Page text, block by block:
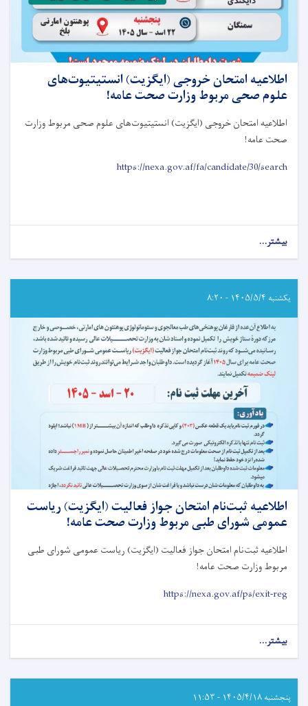
اطلاعیه امتحان خروجی (ایگزیت) انستیتیوت‌های
علوم صحی مربوط وزارت صحت عامه!
اطلاعیه امتحان خروجی (ایگزیت) انستیتیوت‌های علوم صحی مربوط وزارت
صحت عامه!
https://nexa.gov.af/fa/candidate/30/search
بیشتر...
اطلاعیه
خروجی
(ایگزیت)
علوم
صحی
مربوط
وزارت
صحت
عامه!
یکشنبه ۱۴۰۵/۵/۴ - ۸:۲۰
اطلاعیه ثبت‌نام امتحان جواز فعالیت (ایگزیت) رياست
عمومی شورای طبی مربوط وزارت صحت عامه!
اطلاعیه ثبت‌نام امتحان جواز فعالیت (ایگزیت) رياست عمومی شورای طبی
مربوط وزارت صحت عامه!
https://nexa.gov.af/ps/exit-reg
بیشتر...
اطلاعیه
امتحان
جواز پنجشنبه ۱۴۰۵/۴/۱۸ - ۱۱:۵۳